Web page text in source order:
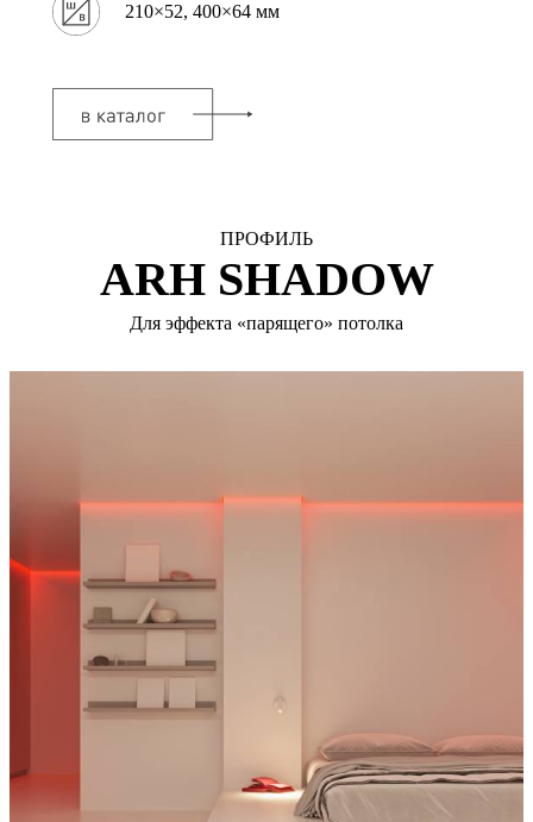
210×52, 400×64 мм
ПРОФИЛЬ
ARH SHADOW
Для эффекта «парящего» потолка